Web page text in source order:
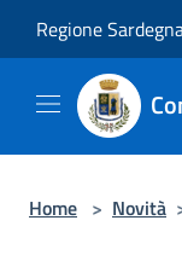
Regione
Home > Novità